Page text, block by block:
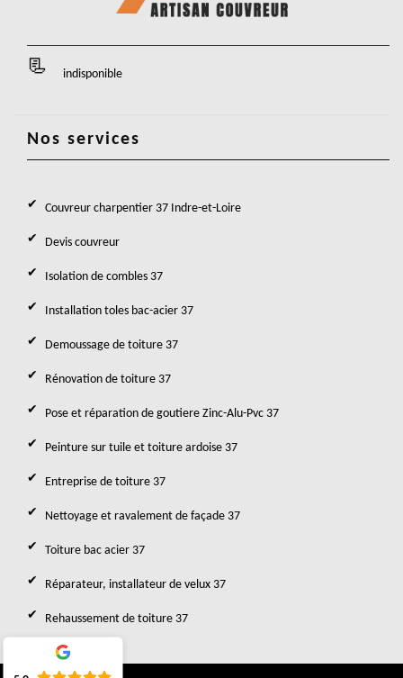
indisponible
Nos services
Couvreur charpentier 37 Indre-et-Loire
Devis couvreur
Isolation de combles 37
Installation toles bac-acier 37
Demoussage de toiture 37
Rénovation de toiture 37
Pose et réparation de goutiere Zinc-Alu-Pvc 37
Peinture sur tuile et toiture ardoise 37
Entreprise de toiture 37
Nettoyage et ravalement de façade 37
Toiture bac acier 37
Réparateur, installateur de velux 37
Rehaussement de toiture 37